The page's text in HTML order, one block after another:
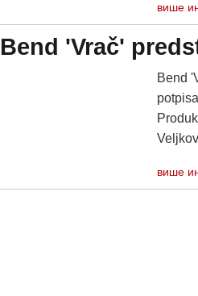
више
Bend 'Vrač'
Bend
више